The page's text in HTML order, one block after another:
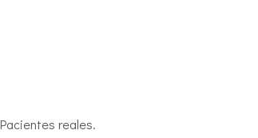
reales.